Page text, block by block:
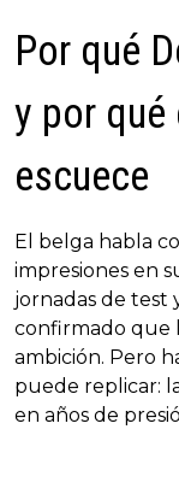
Por qué
y por
escuece
El belga habla
impresiones en
jornadas de test
confirmado que
ambición. Pero
puede replicar:
en años de